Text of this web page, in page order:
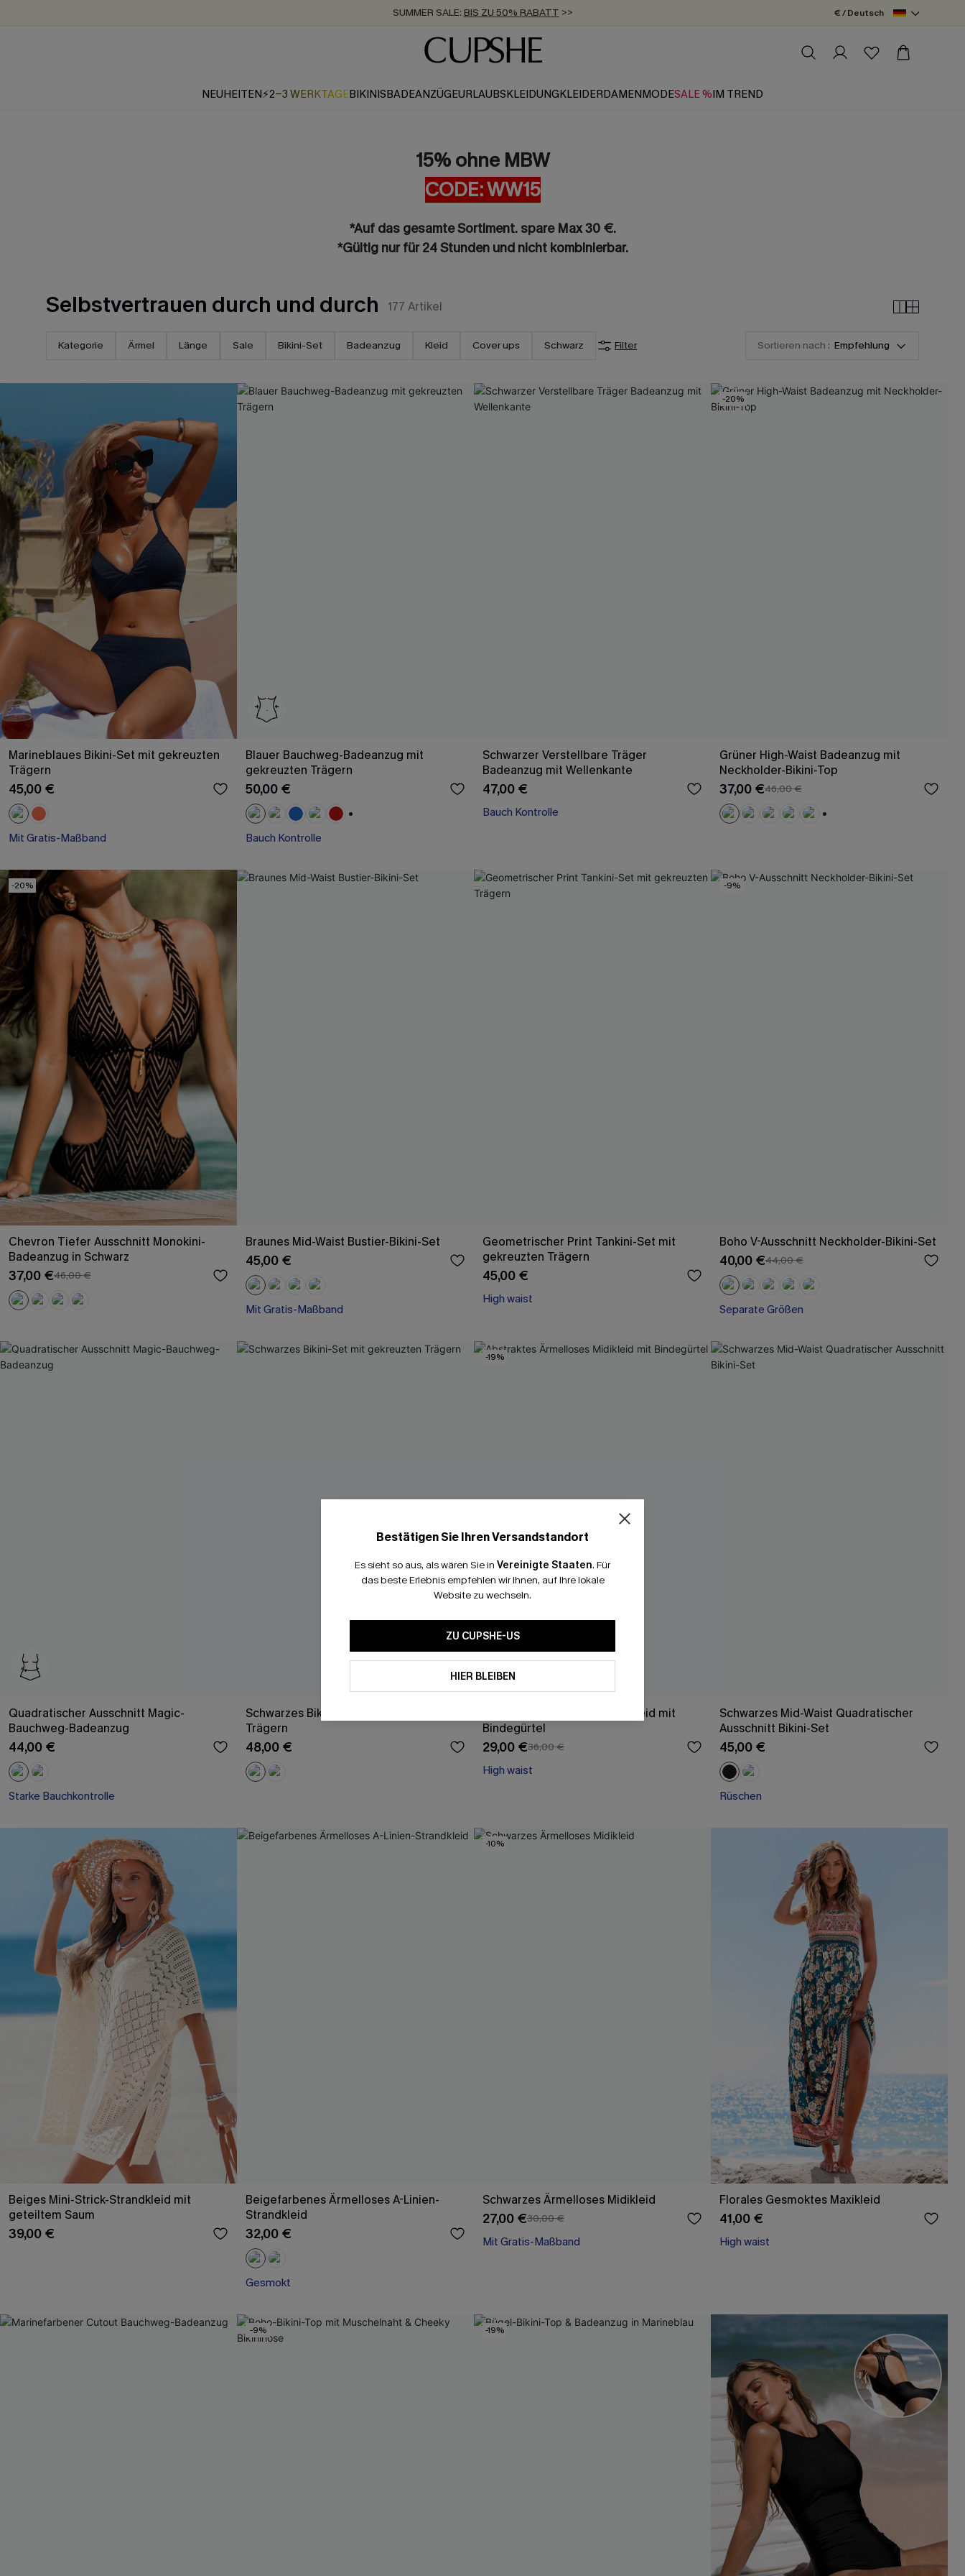
ZUM NEWSLETTER:BIS ZU -20% EXTRA ERHALTEN
KOSTENLOSER VERSAND AB 89 €
€ / Deutsch
NEUHEITEN⚡2-3 WERKTAGEBIKINISBADEANZÜGEURLAUBSKLEIDUNGKLEIDERDAMENMODESALE %IM TREND
15% ohne MBW
CODE: WW15
*Auf das gesamte Sortiment. spare Max 30 €.
*Gültig nur für 24 Stunden und nicht kombinierbar.
Selbstvertrauen durch und durch 177 Artikel
Kategorie Ärmel Länge Sale Bikini-Set Badeanzug Kleid Cover ups Schwarz Filter Sortieren nach : Empfehlung
Marineblaues Bikini-Set mit gekreuzten
Trägern
45,00 €
Mit Gratis-Maßband
Blauer Bauchweg-Badeanzug mit
gekreuzten Trägern
50,00 €
Bauch Kontrolle
Schwarzer Verstellbare Träger
Badeanzug mit Wellenkante
47,00 €
Bauch Kontrolle
-20%
Grüner High-Waist Badeanzug mit
Neckholder-Bikini-Top
37,00 €46,00 €
-20%
Chevron Tiefer Ausschnitt Monokini-
Badeanzug in Schwarz
37,00 €46,00 €
Braunes Mid-Waist Bustier-Bikini-Set
45,00 €
Mit Gratis-Maßband
Nahtlos
Geometrischer Print Tankini-Set mit
gekreuzten Trägern
45,00 €
High waist
-9%
Boho V-Ausschnitt Neckholder-Bikini-Set
40,00 €44,00 €
Separate Größen
Quadratischer Ausschnitt Magic-
Bauchweg-Badeanzug
44,00 €
Starke Bauchkontrolle
Schwarzes Bikini-Set mit gekreuzten
Trägern
48,00 €
-19%
Abstraktes Ärmelloses Midikleid mit
Bindegürtel
29,00 €36,00 €
High waist
Schwarzes Mid-Waist Quadratischer
Ausschnitt Bikini-Set
45,00 €
Rüschen
Beiges Mini-Strick-Strandkleid mit
geteiltem Saum
39,00 €
Beigefarbenes Ärmelloses A-Linien-
Strandkleid
32,00 €
Gesmokt
-10%
Schwarzes Ärmelloses Midikleid
27,00 €30,00 €
Mit Gratis-Maßband
High waist
Florales Gesmoktes Maxikleid
41,00 €
High waist
-9% -19%
Bestätigen Sie Ihren Versandstandort
Es sieht so aus, als wären Sie in Vereinigte Staaten. Für
das beste Erlebnis empfehlen wir Ihnen, auf Ihre lokale
Website zu wechseln.
ZU CUPSHE-US
HIER BLEIBEN
15% ERHALTEN
15% ohne MBW für E-Mail-Abonnenten.
*Ein Code pro Bestellung. Jeder Code ist einmal gültig.
einverstanden, exklusive Werbeaktionen und Updates von Cupshe per E-
sich jederzeit abmelden.
ABONNIEREN